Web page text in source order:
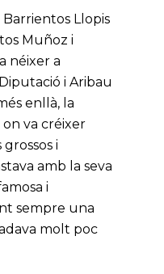
Llopis
Muñoz i
néixer a
i Aribau
enllà, la
va créixer
i
amb la seva
i
sempre una
molt poc